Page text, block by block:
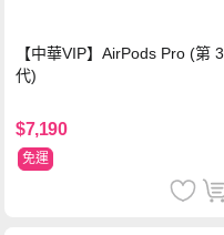
【中華VIP】AirPods Pro (第 3
代)
$7,190
免運